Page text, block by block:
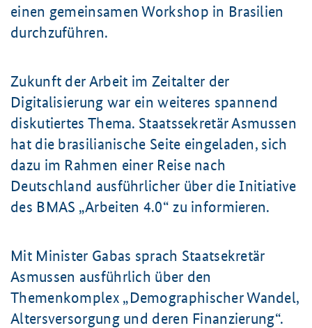
einen gemeinsamen Workshop in Brasilien
durchzuführen.
Zukunft der Arbeit im Zeitalter der
Digitalisierung war ein weiteres spannend
diskutiertes Thema. Staatssekretär Asmussen
hat die brasilianische Seite eingeladen, sich
dazu im Rahmen einer Reise nach
Deutschland ausführlicher über die Initiative
des BMAS „Arbeiten 4.0“ zu informieren.
Mit Minister Gabas sprach Staatsekretär
Asmussen ausführlich über den
Themenkomplex „Demographischer Wandel,
Altersversorgung und deren Finanzierung“.